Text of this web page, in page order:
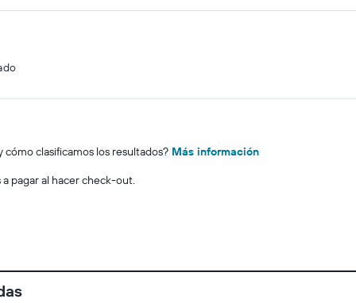
clasificamos los resultados? Más información
pagar al hacer check-out.